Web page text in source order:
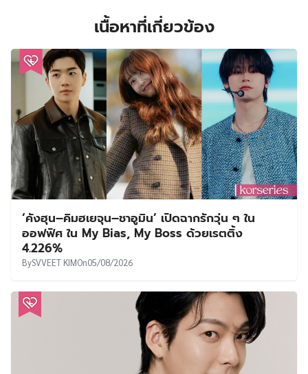
เนื้อหาที่เกี่ยวข้อง
‘คังฮุน–คิมฮเยจุน–ชาอูมิน’ เปิดฉากรักวุ่น ๆ ใน
ออฟฟิศ ใน My Bias, My Boss ด้วยเรตติ้ง
4.226%
BySVVEET KIMOn05/08/2026